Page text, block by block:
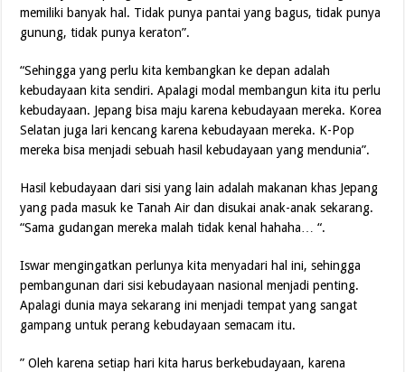
memiliki banyak hal. Tidak punya pantai yang bagus, tidak punya
gunung, tidak punya keraton”.
“Sehingga yang perlu kita kembangkan ke depan adalah
kebudayaan kita sendiri. Apalagi modal membangun kita itu perlu
kebudayaan. Jepang bisa maju karena kebudayaan mereka. Korea
Selatan juga lari kencang karena kebudayaan mereka. K-Pop
mereka bisa menjadi sebuah hasil kebudayaan yang mendunia”.
Hasil kebudayaan dari sisi yang lain adalah makanan khas Jepang
yang pada masuk ke Tanah Air dan disukai anak-anak sekarang.
“Sama gudangan mereka malah tidak kenal hahaha… “.
Iswar mengingatkan perlunya kita menyadari hal ini, sehingga
pembangunan dari sisi kebudayaan nasional menjadi penting.
Apalagi dunia maya sekarang ini menjadi tempat yang sangat
gampang untuk perang kebudayaan semacam itu.
” Oleh karena setiap hari kita harus berkebudayaan, karena